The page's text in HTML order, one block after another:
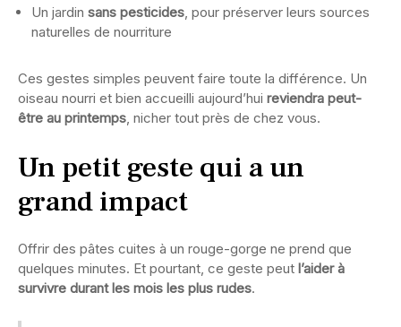
Un jardin sans pesticides , pour préserver leurs sources
naturelles de nourriture
Ces gestes simples peuvent faire toute la différence. Un
oiseau nourri et bien accueilli aujourd’hui reviendra peut-
être au printemps , nicher tout près de chez vous.
Un petit geste qui a un
grand impact
Offrir des pâtes cuites à un rouge-gorge ne prend que
quelques minutes. Et pourtant, ce geste peut l’aider à
survivre durant les mois les plus rudes.